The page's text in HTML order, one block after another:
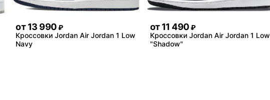
от 13 990 ₽
Кроссовки Jordan Air Jordan 1 Low
Navy
от 11 490 ₽
Кроссовки Jordan Air Jordan 1 Low
"Shadow"